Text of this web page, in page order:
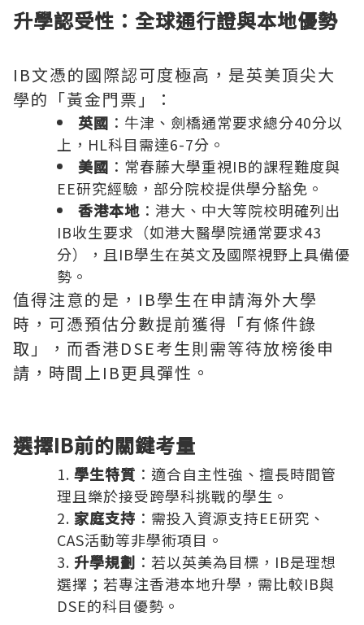
升學認受性：全球通行證與本地優勢
IB文憑的國際認可度極高，是英美頂尖大
學的「黃金門票」：
英國 ：牛津、劍橋通常要求總分40分以
上，HL科目需達6-7分。
美國 ：常春藤大學重視IB的課程難度與
EE研究經驗，部分院校提供學分豁免。
香港本地 ：港大、中大等院校明確列出
IB收生要求（如港大醫學院通常要求43
分），且IB學生在英文及國際視野上具備優
勢。
值得注意的是，IB學生在申請海外大學
時，可憑預估分數提前獲得「有條件錄
取」，而香港DSE考生則需等待放榜後申
請，時間上IB更具彈性。
選擇IB前的關鍵考量
學生特質 ：適合自主性強、擅長時間管
理且樂於接受跨學科挑戰的學生。
家庭支持 ：需投入資源支持EE研究、
CAS活動等非學術項目。
升學規劃 ：若以英美為目標，IB是理想
選擇；若專注香港本地升學，需比較IB與
DSE的科目優勢。